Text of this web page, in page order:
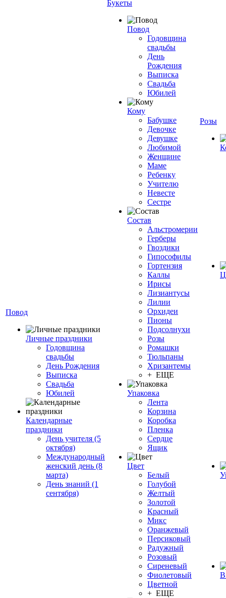
Повод
Личные праздники
Годовщина
свадьбы
День Рождения
Выписка
Свадьба
Юбилей
Календарные
праздники
День учителя (5
октября)
Международный
женский день (8
марта)
День знаний (1
сентября)
Букеты
Повод
Годовщина
свадьбы
День
Рождения
Выписка
Свадьба
Юбилей
Кому
Бабушке
Девочке
Девушке
Любимой
Женщине
Маме
Ребенку
Учителю
Невесте
Сестре
Состав
Альстромерии
Герберы
Гвоздики
Гипософилы
Гортензия
Каллы
Ирисы
Лизиантусы
Лилии
Орхидеи
Пионы
Подсолнухи
Розы
Ромашки
Тюльпаны
Хризантемы
+ ЕЩЕ
Упаковка
Лента
Корзина
Коробка
Пленка
Сердце
Ящик
Цвет
Белый
Голубой
Желтый
Золотой
Красный
Микс
Оранжевый
Персиковый
Радужный
Розовый
Сиреневый
Фиолетовый
Цветной
+ ЕЩЕ
Розы